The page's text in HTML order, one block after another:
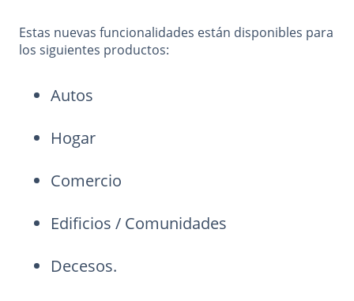
Estas nuevas funcionalidades están disponibles para
los siguientes productos:
Autos
Hogar
Comercio
Edificios / Comunidades
Decesos.